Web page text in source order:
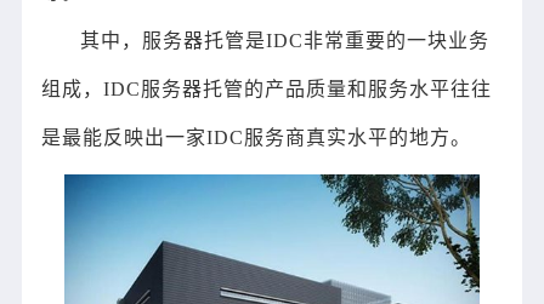
其中，服务器托管是IDC非常重要的一块业务
组成，IDC服务器托管的产品质量和服务水平往往
是最能反映出一家IDC服务商真实水平的地方。